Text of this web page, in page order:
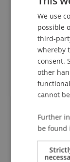
damit
geeigneten
Erwerb von
fachlichen
Controlling
Learning
Wissen
We use
possible
third-
whereby
consent.
other
cannot
Further
be found